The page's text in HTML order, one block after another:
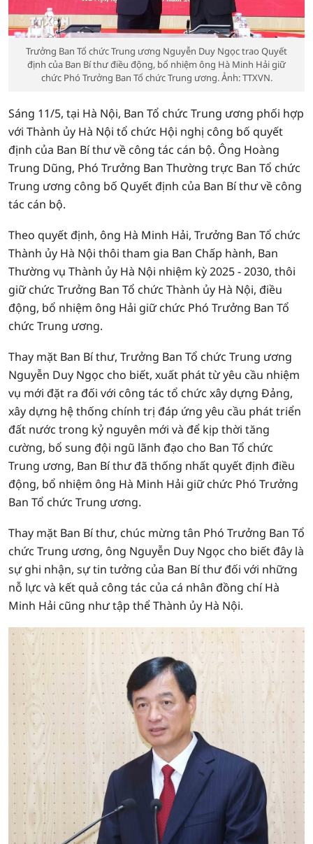
Trưởng Ban Tổ chức Trung ương Nguyễn Duy Ngọc trao Quyết
định của Ban Bí thư điều động, bổ nhiệm ông Hà Minh Hải giữ
chức Phó Trưởng Ban Tổ chức Trung ương. Ảnh: TTXVN.
Sáng 11/5, tại Hà Nội, Ban Tổ chức Trung ương phối hợp
với Thành ủy Hà Nội tổ chức Hội nghị công bố quyết
định của Ban Bí thư về công tác cán bộ. Ông Hoàng
Trung Dũng, Phó Trưởng Ban Thường trực Ban Tổ chức
Trung ương công bố Quyết định của Ban Bí thư về công
tác cán bộ.
Theo quyết định, ông Hà Minh Hải, Trưởng Ban Tổ chức
Thành ủy Hà Nội thôi tham gia Ban Chấp hành, Ban
Thường vụ Thành ủy Hà Nội nhiệm kỳ 2025 - 2030, thôi
giữ chức Trưởng Ban Tổ chức Thành ủy Hà Nội, điều
động, bổ nhiệm ông Hải giữ chức Phó Trưởng Ban Tổ
chức Trung ương.
Thay mặt Ban Bí thư, Trưởng Ban Tổ chức Trung ương
Nguyễn Duy Ngọc cho biết, xuất phát từ yêu cầu nhiệm
vụ mới đặt ra đối với công tác tổ chức xây dựng Đảng,
xây dựng hệ thống chính trị đáp ứng yêu cầu phát triển
đất nước trong kỷ nguyên mới và để kịp thời tăng
cường, bổ sung đội ngũ lãnh đạo cho Ban Tổ chức
Trung ương, Ban Bí thư đã thống nhất quyết định điều
động, bổ nhiệm ông Hà Minh Hải giữ chức Phó Trưởng
Ban Tổ chức Trung ương.
Thay mặt Ban Bí thư, chúc mừng tân Phó Trưởng Ban Tổ
chức Trung ương, ông Nguyễn Duy Ngọc cho biết đây là
sự ghi nhận, sự tin tưởng của Ban Bí thư đối với những
nỗ lực và kết quả công tác của cá nhân đồng chí Hà
Minh Hải cũng như tập thể Thành ủy Hà Nội.